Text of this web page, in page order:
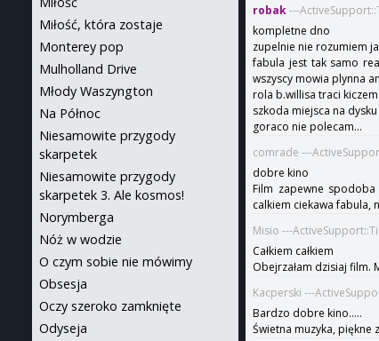
robak---
kompletne dno
zupelnie nie rozumiem
fabula jest tak samo
wszyscy mowia plynna
rola b.willisa traci
szkoda miejsca na
goraco nie polecam...
comrade ---
dobre kino
Film zapewne
calkiem ciekawa fabula,
Misio ---
Całkiem całkiem
Obejrzałam dzisiaj film.
Kacperski ---
Bardzo dobre kino.....
Świetna muzyka, piękne
Miłość, która zostaje
Monterey pop
Mulholland Drive
Młody Waszyngton
Na Północ
Niesamowite przygody
skarpetek
Niesamowite przygody
skarpetek 3. Ale kosmos!
Norymberga
Nóż w wodzie
O czym sobie nie mówimy
Obsesja
Oczy szeroko zamknięte
Odyseja